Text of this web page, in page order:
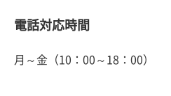
電話対応時間
月～金（10：00～18：00）